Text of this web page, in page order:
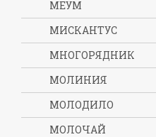
МЕУМ
МИСКАНТУС
МНОГОРЯДНИК
МОЛИНИЯ
МОЛОДИЛО
МОЛОЧАЙ